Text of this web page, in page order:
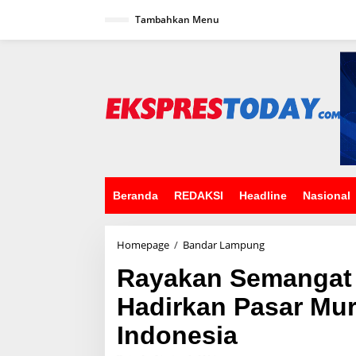
Tambahkan Menu
Beranda REDAKSI Headline Nasional
Homepage / Bandar Lampung
y
a
k
a
Rayakan
Hadirkan Pasar
Indonesia